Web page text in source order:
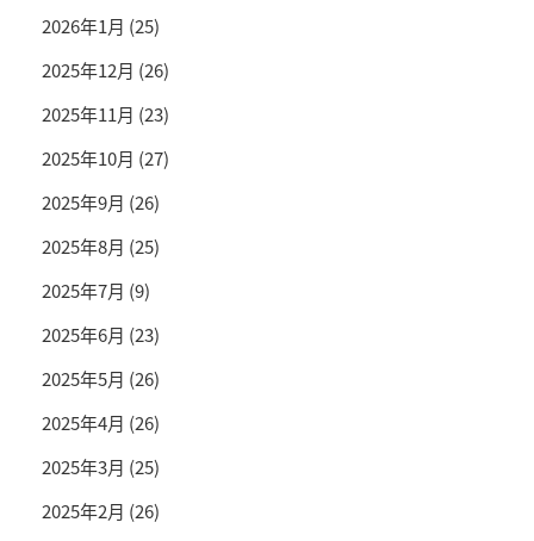
2026年1月 (25)
2025年12月 (26)
2025年11月 (23)
2025年10月 (27)
2025年9月 (26)
2025年8月 (25)
2025年7月 (9)
2025年6月 (23)
2025年5月 (26)
2025年4月 (26)
2025年3月 (25)
2025年2月 (26)